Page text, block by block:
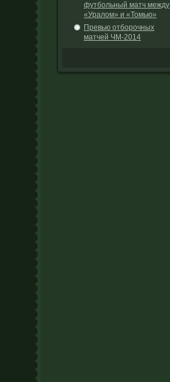
футбольный матч между
«Уралом» и «Томью»
Превью отборочных
матчей ЧМ-2014